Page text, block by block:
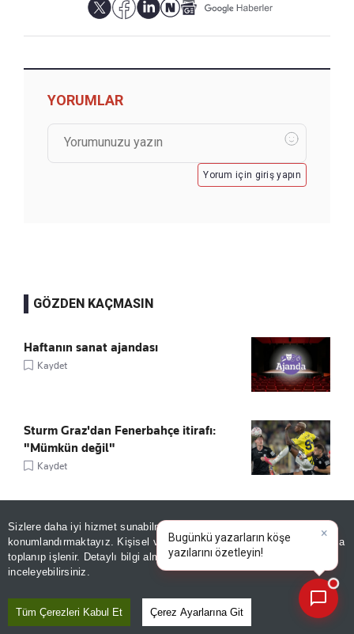
Sizlere daha iyi hizmet sunabilmek adına sitemizde
konumlandırmaktayız. Kişisel verileriniz, KVKK ve GDPR kapsamında
toplanıp işlenir. Detaylı bilgi almak içinAydınlatma Metnimizi
inceleyebilirsiniz.
Tüm Çerezleri Kabul Et Çerez Ayarlarına Git
YORUMLAR
Yorum için giriş yapın
GÖZDEN KAÇMASIN
Haftanın sanat ajandası
Kaydet
Sturm Graz'dan Fenerbahçe itirafı:
"Mümkün değil"
Kaydet
Kaydet
BES YATIRIMCISININ YANILGISI!
Kaydet
×
Bugünkü yazarların köşe
yazılarını